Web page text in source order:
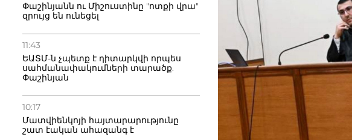
Փաշինյանն ու Միշուստինը "ոտքի վրա"
զրույց են ունեցել
11:43
ԵԱՏՄ-ն չպետք է դիտարկվի որպես
սահմանափակումների տարածք.
Փաշինյան
10:17
Մատվիենկոյի հայտարարությունը
շատ էական ահազանգ է